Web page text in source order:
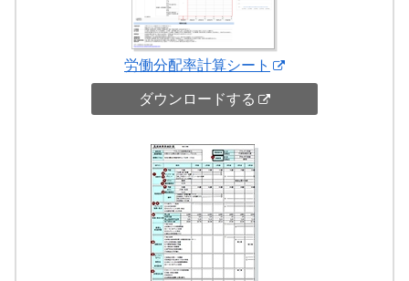
労働分配率計算シート
ダウンロードする